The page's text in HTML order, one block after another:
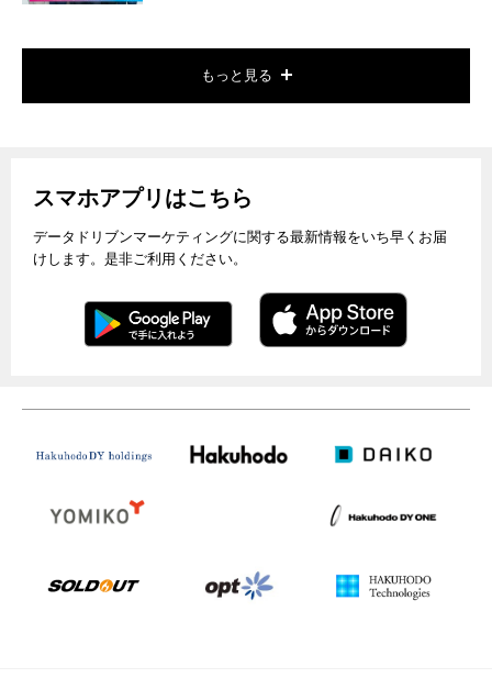
もっと見る
スマホアプリはこちら
データドリブンマーケティングに関する最新情報をいち早くお届
けします。是非ご利用ください。